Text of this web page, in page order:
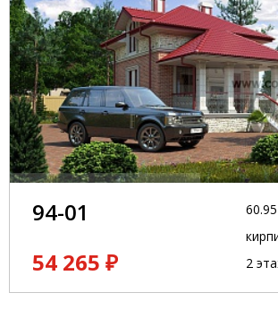
94-01
54 265 ₽
2